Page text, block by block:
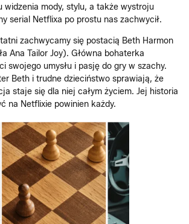
widzenia mody, stylu, a także wystroju
serial Netflixa po prostu nas zachwycił.
zachwycamy się postacią Beth Harmon
Ana Tailor Joy). Główna bohaterka
swojego umysłu i pasję do gry w szachy.
Beth i trudne dzieciństwo sprawiają, że
staje się dla niej całym życiem. Jej historia
na Netflixie powinien każdy.